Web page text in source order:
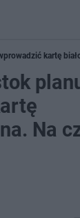
kartę
Na